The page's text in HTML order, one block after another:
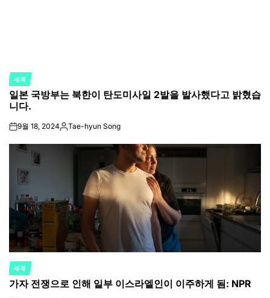
POSTED
IN
세계
일본 국방부는 북한이 탄도미사일 2발을 발사했다고 밝혔습
니다.
on9월 18, 2024Posted
Tae-hyun Song
POSTED
IN
세계
가자 전쟁으로 인해 일부 이스라엘인이 이주하게 됨: NPR